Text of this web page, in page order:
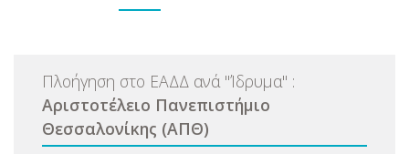
Πλοήγηση στο ΕΑΔΔ ανά "Ίδρυμα" :
Αριστοτέλειο Πανεπιστήμιο
Θεσσαλονίκης (ΑΠΘ)